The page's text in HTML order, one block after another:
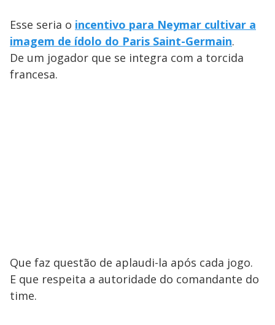
Esse seria o incentivo para Neymar cultivar a
imagem de ídolo do Paris Saint-Germain.
De um jogador que se integra com a torcida
francesa.
Que faz questão de aplaudi-la após cada jogo.
E que respeita a autoridade do comandante do
time.